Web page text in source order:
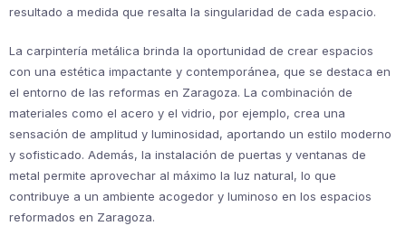
resultado a medida que resalta la singularidad de cada espacio.
La carpintería metálica brinda la oportunidad de crear espacios
con una estética impactante y contemporánea, que se destaca en
el entorno de las reformas en Zaragoza. La combinación de
materiales como el acero y el vidrio, por ejemplo, crea una
sensación de amplitud y luminosidad, aportando un estilo moderno
y sofisticado. Además, la instalación de puertas y ventanas de
metal permite aprovechar al máximo la luz natural, lo que
contribuye a un ambiente acogedor y luminoso en los espacios
reformados en Zaragoza.